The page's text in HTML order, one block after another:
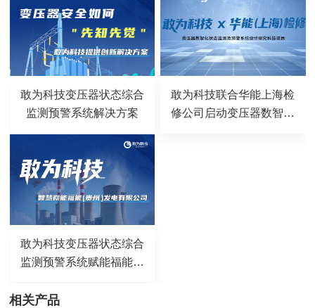
敢为科技变压器状态综合
监测预警系统解决方案
敢为科技联合华能上海检
修公司启动变压器数智化
敢为科技变压器状态综合
监测预警系统赋能福能贵
筑牢电厂安全防线，守护
相关产品